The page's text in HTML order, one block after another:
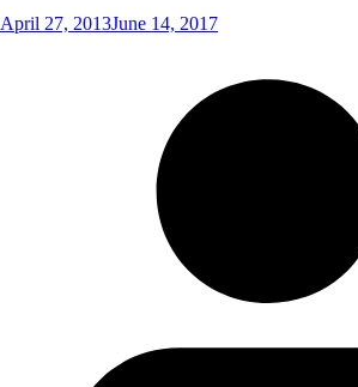
April 27, 2013June 14, 2017